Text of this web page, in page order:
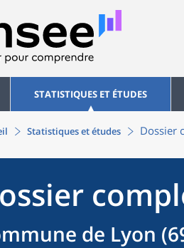
STATISTIQUES ET ÉTUDES
Statistiques et études Dossier
de Lyon